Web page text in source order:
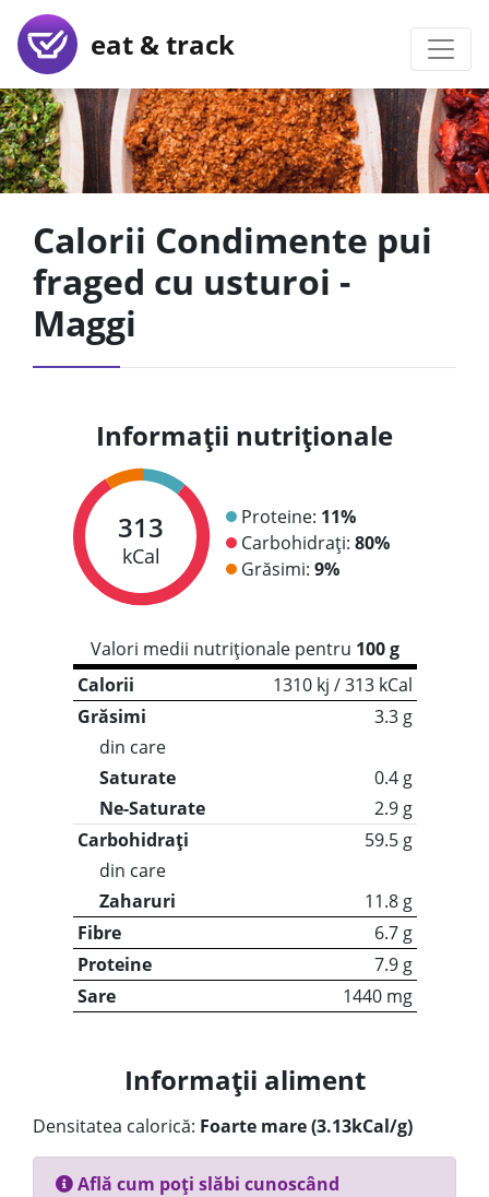
eat & track
Calorii Condimente pui
fraged cu usturoi -
Maggi
Informații nutriționale
313
kCal
Proteine: 11%
Carbohidrați: 80%
Grăsimi: 9%
Valori medii nutriționale pentru 100 g
Calorii
1310 kj / 313 kCal
Grăsimi
3.3 g
din care
Saturate
0.4 g
Ne-Saturate
2.9 g
Carbohidrați
59.5 g
din care
Zaharuri
11.8 g
Fibre
6.7 g
Proteine
7.9 g
Sare
1440 mg
Informații aliment
Densitatea calorică: Foarte mare (3.13kCal/g)
Află cum poți slăbi cunoscând